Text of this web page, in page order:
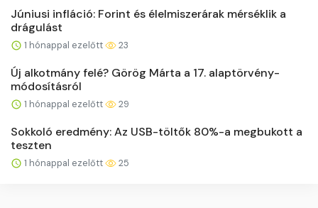
Júniusi infláció: Forint és élelmiszerárak mérséklik a
drágulást
1 hónappal ezelőtt 23
Új alkotmány felé? Görög Márta a 17. alaptörvény-
módosításról
1 hónappal ezelőtt 29
Sokkoló eredmény: Az USB-töltők 80%-a megbukott a
teszten
1 hónappal ezelőtt 25